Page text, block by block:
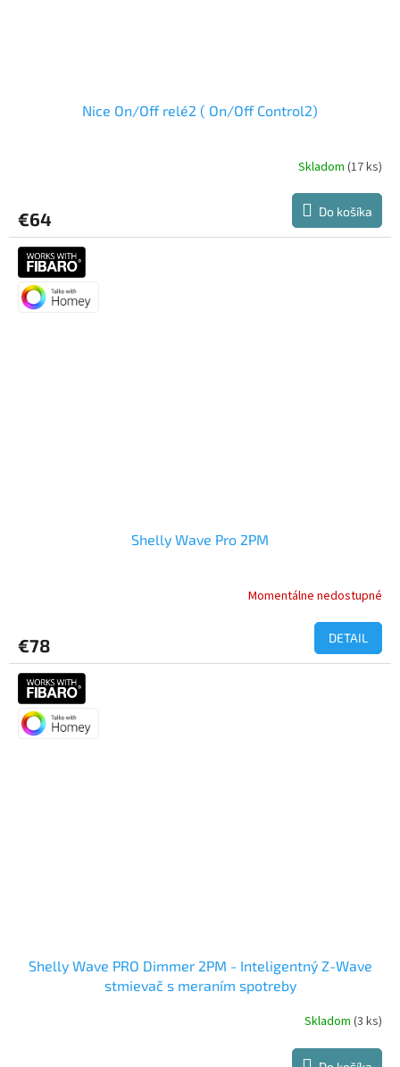
Nice On/Off relé2 ( On/Off Control2)
Skladom (17 ks)
€64 Do košíka
Shelly Wave Pro 2PM
Momentálne nedostupné
€78 DETAIL
Shelly Wave PRO Dimmer 2PM - Inteligentný Z-Wave
stmievač s meraním spotreby
Skladom (3 ks)